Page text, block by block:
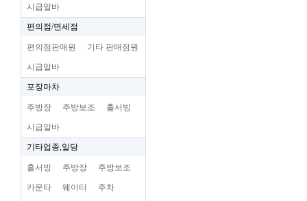
시급알바
편의점/면세점
편의점판매원 기타 판매점원
시급알바
포장마차
주방장 주방보조 홀서빙
시급알바
기타업종,일당
홀서빙 주방장 주방보조
카운타 웨이터 주차